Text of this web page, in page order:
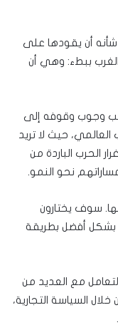
أن يقودها على
الغرب ببطء: وهي أن
وجوب وقوفه إلى
حيث لا تريد
الحرب الباردة من
نحو النمو.
سوف يختارون
بشكل أفضل بطريقة
مع العديد من
السياسة التجارية،